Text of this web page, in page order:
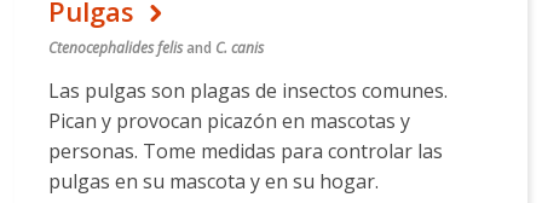
Pulgas
Ctenocephalides felisand C. canis
Las pulgas son plagas de insectos comunes.
Pican y provocan picazón en mascotas y
personas. Tome medidas para controlar las
pulgas en su mascota y en su hogar.